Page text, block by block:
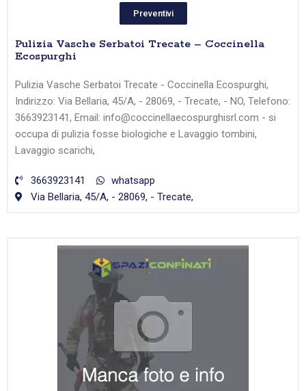
Preventivi
Pulizia Vasche Serbatoi Trecate – Coccinella
Ecospurghi
Pulizia Vasche Serbatoi Trecate - Coccinella Ecospurghi,
Indirizzo: Via Bellaria, 45/A, - 28069, - Trecate, - NO, Telefono:
3663923141, Email: info@coccinellaecospurghisrl.com - si
occupa di pulizia fosse biologiche e Lavaggio tombini,
Lavaggio scarichi,
3663923141
whatsapp
Via Bellaria, 45/A, - 28069, - Trecate,